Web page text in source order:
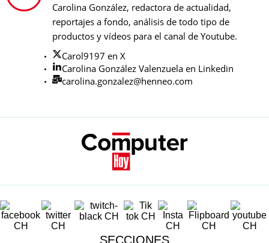
Carolina González, redactora de actualidad,
reportajes a fondo, análisis de todo tipo de
productos y vídeos para el canal de Youtube.
Carol9197 en X
Carolina González Valenzuela en Linkedin
carolina.gonzalez@henneo.com
SECCIONES
Móviles Dispositivos